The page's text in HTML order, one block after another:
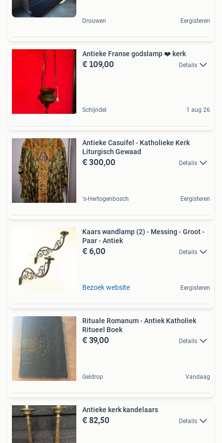
Drouwen Eergisteren
Antieke Franse godslamp ❤️ kerk
€ 109,00 Details
Schijndel 1 aug 26
Antieke Casuifel - Katholieke Kerk
Liturgisch Gewaad
€ 300,00 Details
's-Hertogenbosch Eergisteren
Kaars wandlamp (2) - Messing - Groot -
Paar - Antiek
€ 6,00 Details
Bezoek website Eergisteren
Rituale Romanum - Antiek Katholiek
Ritueel Boek
€ 39,00 Details
Geldrop Vandaag
Antieke kerk kandelaars
€ 82,50 Details